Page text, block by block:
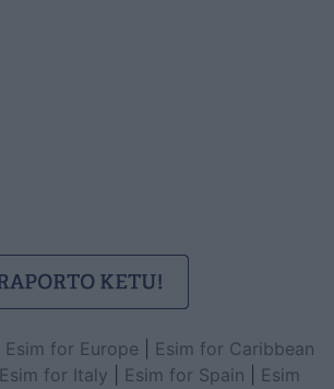
Esim for Europe
Esim for Caribbean
Esim for Italy Esim for Spain
Esim